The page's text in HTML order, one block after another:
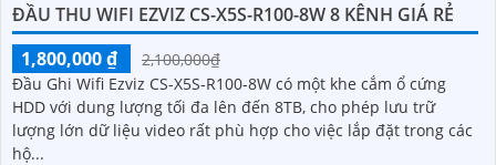
ĐẦU THU WIFI EZVIZ CS-X5S-R100-8W 8 KÊNH GIÁ RẺ
1,800,000 ₫
2,100,000₫
Đầu Ghi Wifi Ezviz CS-X5S-R100-8W có một khe cắm ổ cứng
HDD với dung lượng tối đa lên đến 8TB, cho phép lưu trữ
lượng lớn dữ liệu video rất phù hợp cho việc lắp đặt trong các
hộ...